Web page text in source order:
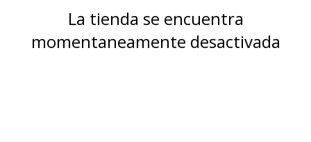
La tienda se encuentra
momentaneamente desactivada